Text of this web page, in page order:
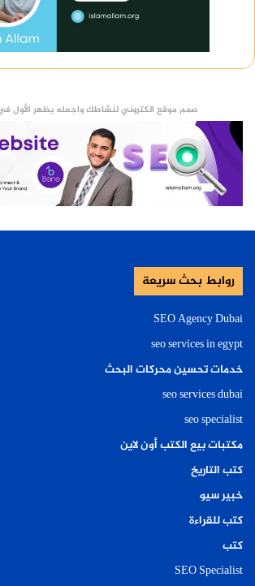
صمم موقع الكتروني لنشاطك واجعله يظهر الأول
روابط بحث سريعة
SEO Agency Dubai
seo services in egypt
خدمات تحسين محركات البحث
seo services dubai
seo specialist
مكتبات بيع الكتب أون لاين
كتب التاريخ
خبير سيو
كتب للقراءة
كتب
SEO Specialist